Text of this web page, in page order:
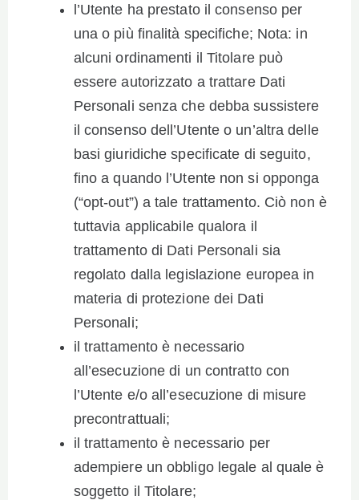
l’Utente ha prestato il consenso per
una o più finalità specifiche; Nota: in
alcuni ordinamenti il Titolare può
essere autorizzato a trattare Dati
Personali senza che debba sussistere
il consenso dell’Utente o un’altra delle
basi giuridiche specificate di seguito,
fino a quando l’Utente non si opponga
(“opt-out”) a tale trattamento. Ciò non è
tuttavia applicabile qualora il
trattamento di Dati Personali sia
regolato dalla legislazione europea in
materia di protezione dei Dati
Personali;
il trattamento è necessario
all’esecuzione di un contratto con
l’Utente e/o all’esecuzione di misure
precontrattuali;
il trattamento è necessario per
adempiere un obbligo legale al quale è
soggetto il Titolare;